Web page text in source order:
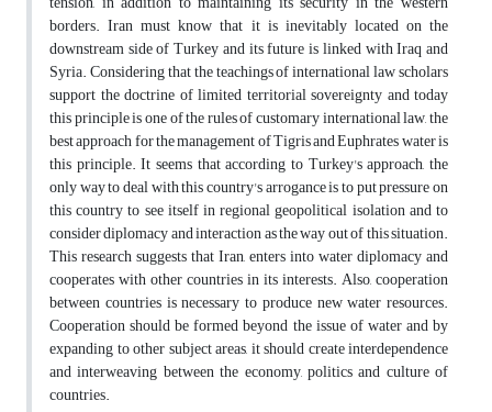
borders. Iran must know that it is inevitably located on the
downstream side of Turkey and its future is linked with Iraq and
Syria. Considering that the teachings of international law scholars
support the doctrine of limited territorial sovereignty and today
this principle is one of the rules of customary international law, the
best approach for the management of Tigris and Euphrates water is
this principle. It seems that according to Turkey's approach, the
only way to deal with this country's arrogance is to put pressure on
this country to see itself in regional geopolitical isolation and to
consider diplomacy and interaction as the way out of this situation.
This research suggests that Iran, enters into water diplomacy and
cooperates with other countries in its interests. Also, cooperation
between countries is necessary to produce new water resources.
Cooperation should be formed beyond the issue of water and by
expanding to other subject areas, it should create interdependence
and interweaving between the economy, politics and culture of
countries.